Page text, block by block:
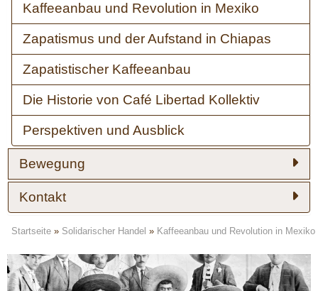
Kaffeeanbau und Revolution in Mexiko
Zapatismus und der Aufstand in Chiapas
Zapatistischer Kaffeeanbau
Die Historie von Café Libertad Kollektiv
Perspektiven und Ausblick
Bewegung
Kontakt
Startseite » Solidarischer Handel » Kaffeeanbau und Revolution in Mexiko